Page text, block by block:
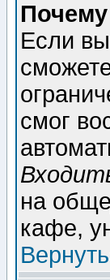
Если
смог
на
кафе,